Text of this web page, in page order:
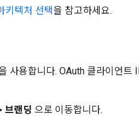
키텍처 선택을 참고하세요.
사용합니다. OAuth 클라이언
브랜딩 으로 이동합니다.